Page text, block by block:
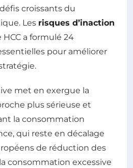
croissants du
Les risques d’inaction
a formulé 24
pour améliorer
met en exergue la
plus sérieuse et
la consommation
qui reste en décalage
de réduction des
consommation excessive